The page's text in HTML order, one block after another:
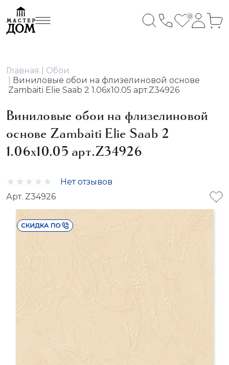
0
Главная
Обои
Виниловые обои на флизелиновой основе
Zambaiti Elie Saab 2 1.06x10.05 арт.Z34926
Виниловые обои на флизелиновой
основе Zambaiti Elie Saab 2
1.06x10.05 арт.Z34926
Нет отзывов
Арт. Z34926